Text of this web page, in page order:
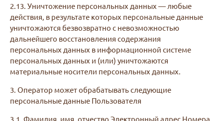
2.13. Уничтожение персональных данных — любые
действия, в результате которых персональные данные
уничтожаются безвозвратно с невозможностью
дальнейшего восстановления содержания
персональных данных в информационной системе
персональных данных и (или) уничтожаются
материальные носители персональных данных.
3. Оператор может обрабатывать следующие
персональные данные Пользователя
3.1. Фамилия, имя, отчество Электронный адрес Номера